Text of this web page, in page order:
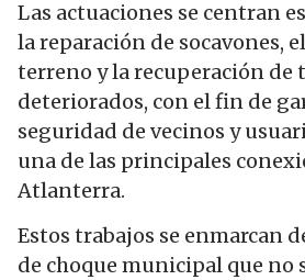
Las actuaciones se centran
la reparación de socavones,
terreno y la recuperación de
deteriorados, con el fin de
seguridad de vecinos y
una de las principales
Atlanterra.
Estos trabajos se enmarcan
de choque municipal que no